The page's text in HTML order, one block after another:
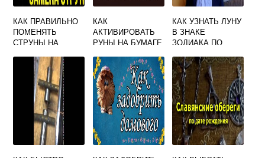
КАК ПРАВИЛЬНО
ПОМЕНЯТЬ
СТРУНЫ НА
КАК
АКТИВИРОВАТЬ
РУНЫ НА БУМАГЕ
КАК УЗНАТЬ ЛУНУ
В ЗНАКЕ
ЗОДИАКА ПО